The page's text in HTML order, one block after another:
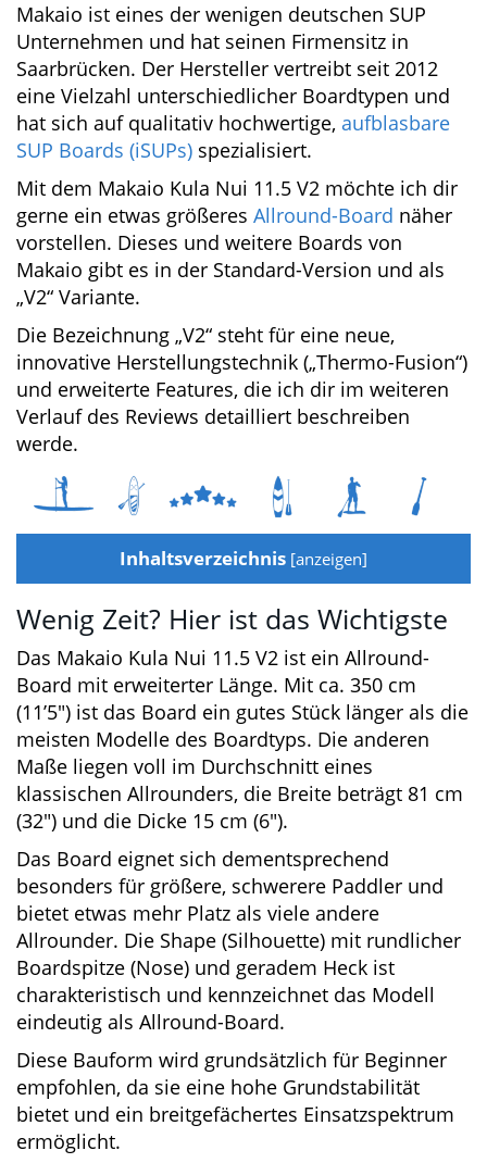
Makaio ist eines der wenigen deutschen SUP
Unternehmen und hat seinen Firmensitz in
Saarbrücken. Der Hersteller vertreibt seit 2012
eine Vielzahl unterschiedlicher Boardtypen und
hat sich auf qualitativ hochwertige, aufblasbare
SUP Boards (iSUPs) spezialisiert.
Mit dem Makaio Kula Nui 11.5 V2 möchte ich
dir gerne ein etwas größeresAllround-Board
näher vorstellen. Dieses und weitere Boards
von Makaio gibt es in der Standard-Version und
als „V2“ Variante.
Die Bezeichnung „V2“ steht für eine neue,
innovative Herstellungstechnik („Thermo-
Fusion“) und erweiterte Features, die ich dir im
weiteren Verlauf des Reviews detailliert
beschreiben werde.
Inhaltsverzeichnis[ anzeigen]
Wenig Zeit? Hier ist das Wichtigste
Das Makaio Kula Nui 11.5 V2 ist ein Allround-
Board mit erweiterter Länge. Mit ca. 350 cm
(11’5″) ist das Board ein gutes Stück länger als
die meisten Modelle des Boardtyps. Die
anderen Maße liegen voll im Durchschnitt eines
klassischen Allrounders, die Breite beträgt 81
cm (32″) und die Dicke 15 cm (6″).
Das Board eignet sich dementsprechend
besonders für größere, schwerere Paddler und
bietet etwas mehr Platz als viele andere
Allrounder. Die Shape (Silhouette) mit
rundlicher Boardspitze (Nose) und geradem
Heck ist charakteristisch und kennzeichnet das
Modell eindeutig als Allround-Board.
Diese Bauform wird grundsätzlich für Beginner
empfohlen, da sie eine hohe Grundstabilität
bietet und ein breitgefächertes Einsatzspektrum
ermöglicht.